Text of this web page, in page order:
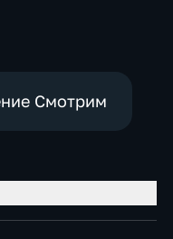
Смотрим